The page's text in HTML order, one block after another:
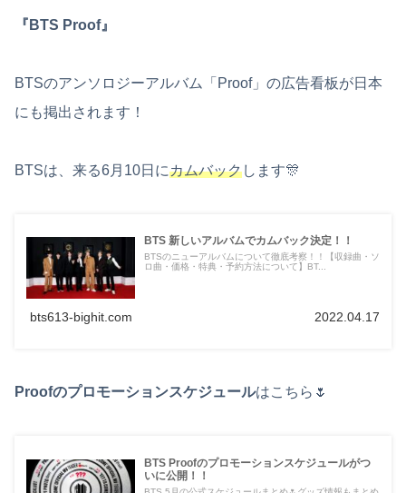
『BTS Proof』
BTSのアンソロジーアルバム「Proof」の広告看板が日本
にも掲出されます！
BTSは、来る6月10日にカムバックします🎊
BTS 新しいアルバムでカムバック決定！！
BTSのニューアルバムについて徹底考察！！【収録曲・ソ
ロ曲・価格・特典・予約方法について】BT...
bts613-bighit.com 2022.04.17
Proofのプロモーションスケジュールはこちら🌷
BTS Proofのプロモーションスケジュールがつ
いに公開！！